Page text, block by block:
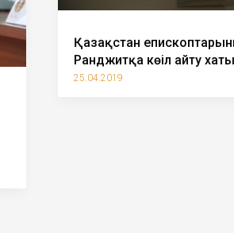
Қазақстан
Ранджитқа көңіл айту хаты
25.04.2019